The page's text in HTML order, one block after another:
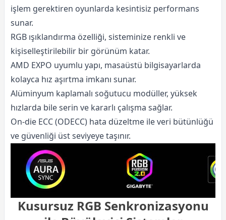
işlem gerektiren oyunlarda kesintisiz performans
sunar.
RGB ışıklandırma özelliği, sisteminize renkli ve
kişiselleştirilebilir bir görünüm katar.
AMD EXPO uyumlu yapı, masaüstü bilgisayarlarda
kolayca hız aşırtma imkanı sunar.
Alüminyum kaplamalı soğutucu modüller, yüksek
hızlarda bile serin ve kararlı çalışma sağlar.
On-die ECC (ODECC) hata düzeltme ile veri bütünlüğü
ve güvenliği üst seviyeye taşınır.
Kusursuz RGB Senkronizasyonu